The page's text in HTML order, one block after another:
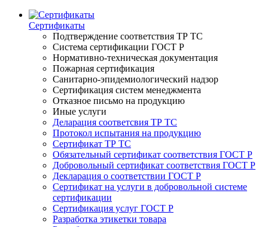
Сертификаты
Подтверждение соответствия ТР ТС
Система сертификации ГОСТ Р
Нормативно-техническая документация
Пожарная сертификация
Санитарно-эпидемиологический надзор
Сертификация систем менеджмента
Отказное письмо на продукцию
Иные услуги
Деларация соответсвия ТР ТС
Протокол испытания на продукцию
Сертификат ТР ТС
Обязательный сертификат соответствия ГОСТ Р
Добровольный сертификат соответствия ГОСТ Р
Декларация о соответствии ГОСТ Р
Сертификат на услуги в добровольной системе
сертификации
Сертификация услуг ГОСТ Р
Разработка этикетки товара